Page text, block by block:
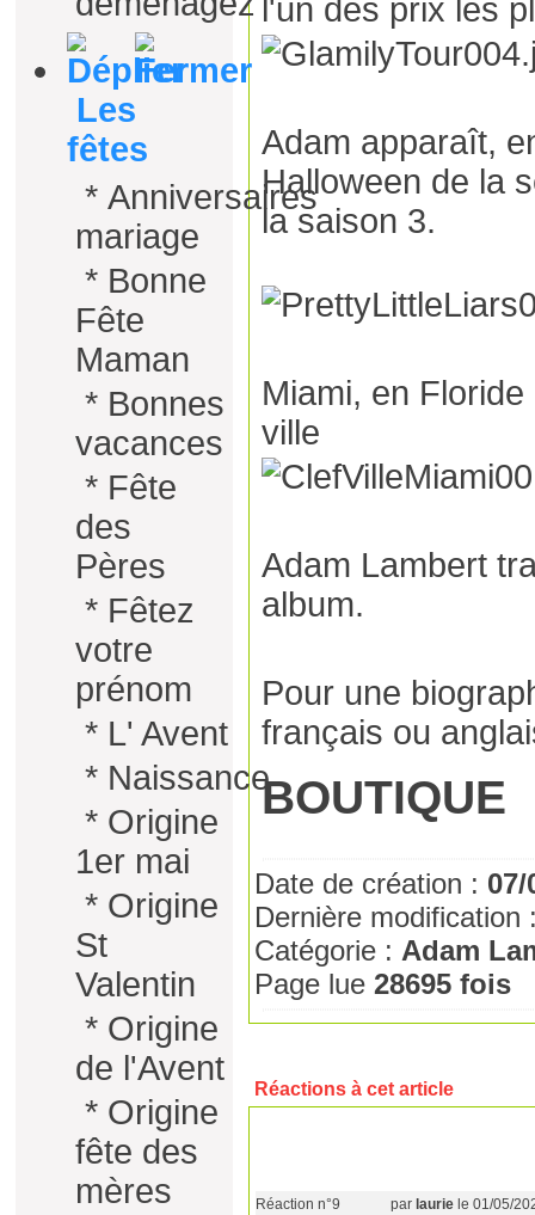
Les
fêtes
* Anniversaires
mariage
* Bonne
Fête
Maman
* Bonnes
vacances
* Fête
des
Pères
* Fêtez
votre
prénom
* L' Avent
* Naissance
* Origine
1er mai
* Origine
St
Valentin
* Origine
de l'Avent
* Origine
fête des
mères
l'un des prix les
Adam apparaît,
Halloween de la
la saison 3.
Miami, en
ville
Adam Lambert
album.
Pour une
français ou
BOUTIQUE
Date de création : 07/
Dernière
Catégorie : Adam
Page lue 28695 fois
Réactions à cet article
Réaction n°9 par laurie le 01/05/